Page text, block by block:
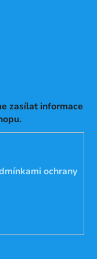
zasílat informace
ochrany